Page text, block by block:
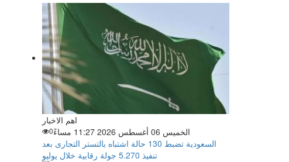
اهم الاخبار
الخميس 06 أغسطس 2026 11:27 مساءً
0
السعودية تضبط 130 حالة اشتباه بالتستر التجارى بعد
تنفيذ 5.270 جولة رقابية خلال يوليو